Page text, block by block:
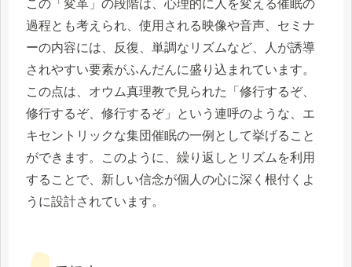
この「変革」の段階は、心理的に人を変える催眠の
過程とも考えられ、使用される映像や音声、セミナ
ーの内容には、反復、単調なリズムなど、人が誘導
されやすい要素がふんだんに盛り込まれています。
この点は、オウム真理教で見られた「修行するぞ、
修行するぞ、修行するぞ」という連呼のような、エ
キセントリックな集団催眠の一例として挙げること
ができます。このように、繰り返しとリズムを利用
することで、新しい信念が個人の心に深く根付くよ
うに設計されています。